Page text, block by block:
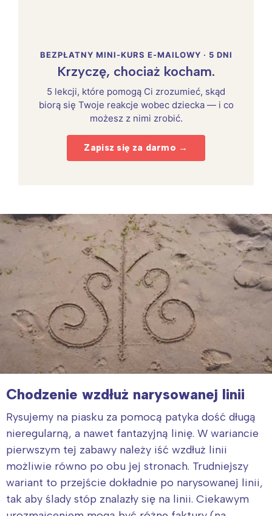
BEZPŁATNY MINI-KURS E-MAILOWY · 5 DNI
Krzyczę, chociaż kocham.
5 lekcji, które pomogą Ci zrozumieć, skąd
biorą się Twoje reakcje wobec dziecka — i co
możesz z nimi zrobić.
Zapisz się za darmo →
Chodzenie wzdłuż narysowanej linii
Rysujemy na piasku za pomocą patyka dość długą
nieregularną, a nawet fantazyjną linię. W wariancie
pierwszym tej zabawy należy iść wzdłuż linii
możliwie równo po obu jej stronach. Trudniejszy
wariant to przejście dokładnie po narysowanej linii,
tak aby ślady stóp znalazły się na linii. Ciekawym